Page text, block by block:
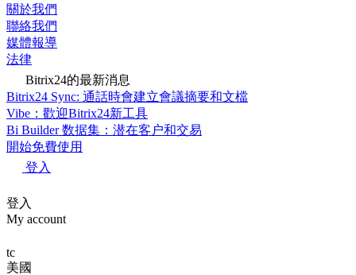
關於我們
聯絡我們
媒體報導
法律
Bitrix24的最新消息
Bitrix24 Sync: 通話時會建立會議摘要和文檔
Vibe：歡迎Bitrix24新工具
Bi Builder 数据集：潜在客户和交易
開始免費使用
登入
登入
My account
tc
美國